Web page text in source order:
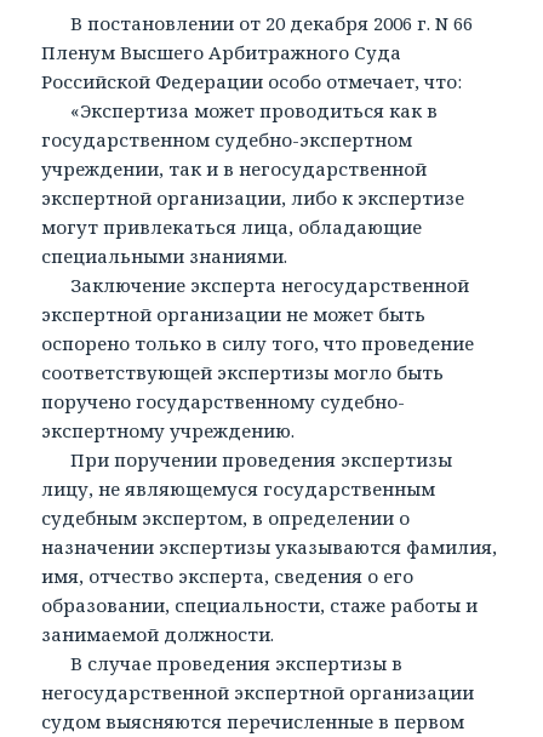
В постановлении от 20 декабря 2006 г. N 66
Пленум Высшего Арбитражного Суда
Российской Федерации особо отмечает, что:
«Экспертиза может проводиться как в
государственном судебно-экспертном
учреждении, так и в негосударственной
экспертной организации, либо к экспертизе
могут привлекаться лица, обладающие
специальными знаниями.
Заключение эксперта негосударственной
экспертной организации не может быть
оспорено только в силу того, что проведение
соответствующей экспертизы могло быть
поручено государственному судебно-
экспертному учреждению.
При поручении проведения экспертизы
лицу, не являющемуся государственным
судебным экспертом, в определении о
назначении экспертизы указываются фамилия,
имя, отчество эксперта, сведения о его
образовании, специальности, стаже работы и
занимаемой должности.
В случае проведения экспертизы в
негосударственной экспертной организации
судом выясняются перечисленные в первом